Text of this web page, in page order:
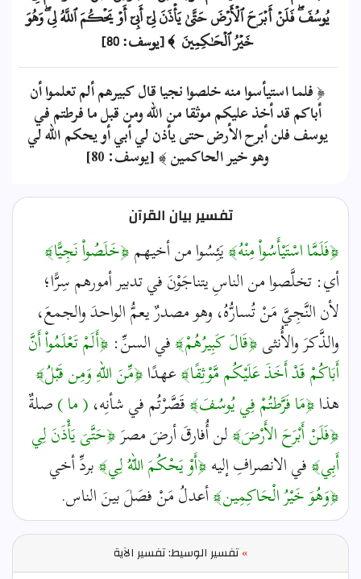
يُوسُفَۖ فَلَنۡ أَبۡرَحَ ٱلۡأَرۡضَ حَتَّىٰ يَأۡذَنَ لِيٓ أَبِيٓ أَوۡ يَحۡكُمَ ٱللَّهُ لِيۖ وَهُوَ
خَيۡرُ ٱلۡحَٰكِمِينَ ﴾ [يوسف: 80]
﴿ فلما استيأسوا منه خلصوا نجيا قال كبيرهم ألم تعلموا أن
أباكم قد أخذ عليكم موثقا من الله ومن قبل ما فرطتم في
يوسف فلن أبرح الأرض حتى يأذن لي أبي أو يحكم الله لي
وهو خير الحاكمين ﴾ [يوسف: 80]
تفسير بيان القرآن
﴿فَلَمَّا اسْتَيْأَسُواْ مِنْهُ﴾يَئِسُوا من أخيهم﴿خَلَصُواْ نَجِيًّا﴾
أي: تخلَّصوا من الناسِ يتناجَوْنَ في تدبير أمورهم سِرًّا؛
لأن النَّجِيَّ مَنْ تُسارُّهُ، وهو مصدرٌ يعمُّ الواحدَ والجمعَ،
والذَّكرَ والأُنثى﴿قَالَ كَبِيرُهُمْ﴾في السنِّ: ﴿أَلَمْ تَعْلَمُواْ أَنَّ
أَبَاكُمْ قَدْ أَخَذَ عَلَيْكُم مَّوْثِقًا﴾عهدًا﴿مِّنَ اللّهِ وَمِن قَبْلُ﴾
هذا﴿مَا فَرَّطتُمْ فِي يُوسُفَ﴾قَصَّرْتُم في شأنِه،( ما )صلةٌ
﴿فَلَنْ أَبْرَحَ الأَرْضَ﴾لن أُفارقَ أرضَ مصرَ﴿حَتَّىَ يَأْذَنَ لِي
أَبِي﴾في الانصرافِ إليه﴿أَوْ يَحْكُمَ اللّهُ لِي﴾بردِّ أخي
﴿وَهُوَ خَيْرُ الْحَاكِمِين﴾أعدلُ مَنْ فصَلَ بينَ الناس.
»تفسير الوسيط: تفسير الآية